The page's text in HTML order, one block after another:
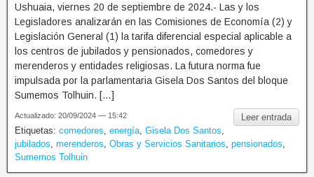
Ushuaia, viernes 20 de septiembre de 2024.- Las y los
Legisladores analizarán en las Comisiones de Economía (2) y
Legislación General (1) la tarifa diferencial especial aplicable a
los centros de jubilados y pensionados, comedores y
merenderos y entidades religiosas. La futura norma fue
impulsada por la parlamentaria Gisela Dos Santos del bloque
Sumemos Tolhuin. […]
Leer entrada
Actualizado: 20/09/2024 — 15:42
Etiquetas: comedores energía Gisela Dos Santos
jubilados merenderos Obras y Servicios Sanitarios pensionados
Sumemos Tolhuin